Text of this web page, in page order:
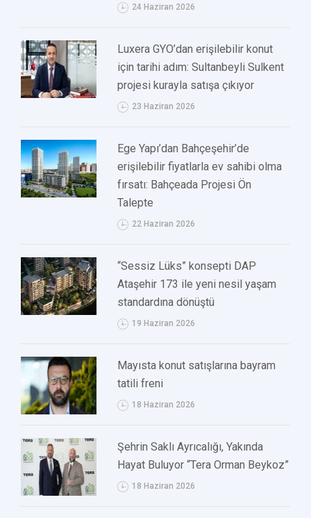
24 Haziran 2026
Luxera GYO’dan erişilebilir konut
için tarihi adım: Sultanbeyli Sulkent
projesi kurayla satışa çıkıyor
23 Haziran 2026
Ege Yapı’dan Bahçeşehir’de
erişilebilir fiyatlarla ev sahibi olma
fırsatı: Bahçeada Projesi Ön
Talepte
22 Haziran 2026
“Sessiz Lüks” konsepti DAP
Ataşehir 173 ile yeni nesil yaşam
standardına dönüştü
19 Haziran 2026
Mayısta konut satışlarına bayram
tatili freni
18 Haziran 2026
Şehrin Saklı Ayrıcalığı, Yakında
Hayat Buluyor “Tera Orman Beykoz”
18 Haziran 2026